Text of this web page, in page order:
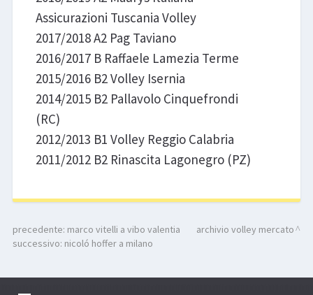
Assicurazioni Tuscania Volley
2017/2018 A2 Pag Taviano
2016/2017 B Raffaele Lamezia Terme
2015/2016 B2 Volley Isernia
2014/2015 B2 Pallavolo Cinquefrondi
(RC)
2012/2013 B1 Volley Reggio Calabria
2011/2012 B2 Rinascita Lagonegro (PZ)
precedente: marco vitelli a vibo valentia
successivo: nicoló hoffer a milano
archivio volley mercato